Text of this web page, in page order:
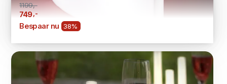
1199,-
749,-
Bespaar nu 38%